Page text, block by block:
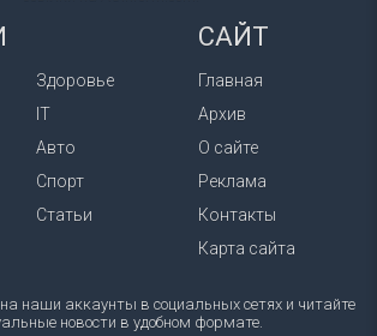
Здоровье
IT
Авто
Спорт
Статьи
САЙТ
Главная
Архив
О сайте
Реклама
Контакты
Карта сайта
наши аккаунты в социальных сетях и читайте
новости в удобном формате.